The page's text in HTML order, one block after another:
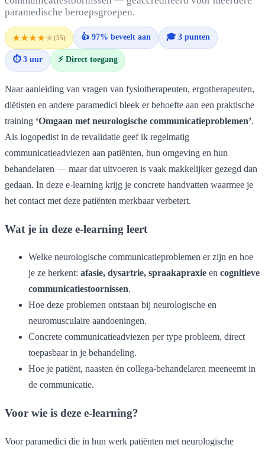
paramedische beroepsgroepen.
★★★★★(55) 👍 97% beveelt aan 🎓 3 punten
⏱ 3 uur ⚡ Direct toegang
Naar aanleiding van vragen van fysiotherapeuten, ergotherapeuten,
diëtisten en andere paramedici bleek er behoefte aan een praktische
training ‘Omgaan met neurologische communicatieproblemen’.
Als logopedist in de revalidatie geef ik regelmatig
communicatieadviezen aan patiënten, hun omgeving en hun
behandelaren — maar dat uitvoeren is vaak makkelijker gezegd dan
gedaan. In deze e-learning krijg je concrete handvatten waarmee je
het contact met deze patiënten merkbaar verbetert.
Wat je in deze e-learning leert
Welke neurologische communicatieproblemen er zijn en hoe
je ze herkent: afasie, dysartrie, spraakapraxie en cognitieve
communicatiestoornissen.
Hoe deze problemen ontstaan bij neurologische en
neuromusculaire aandoeningen.
Concrete communicatieadviezen per type probleem, direct
toepasbaar in je behandeling.
Hoe je patiënt, naasten én collega-behandelaren meeneemt in
de communicatie.
Voor wie is deze e-learning?
Voor paramedici die in hun werk patiënten met neurologische